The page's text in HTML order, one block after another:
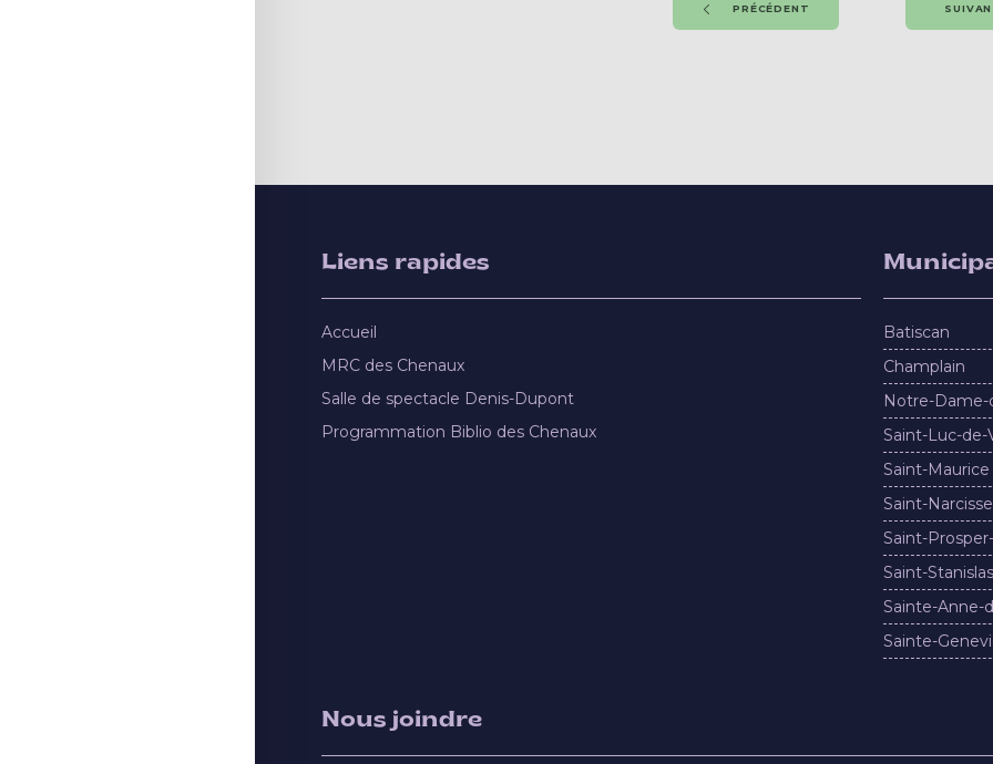
PRÉCÉDENT
Liens rapides
Accueil
MRC des Chenaux
Salle de spectacle Denis-Dupont
Programmation Biblio des Chenaux
Batiscan
Champlain
Notre-
Saint-Luc-de-
Saint-Maurice
Saint-Narcisse
Saint-
Saint-Stanislas
Sainte-Anne-
Sainte-
Nous joindre